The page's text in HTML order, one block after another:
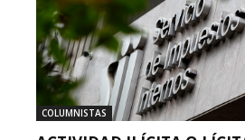
COLUMNISTAS